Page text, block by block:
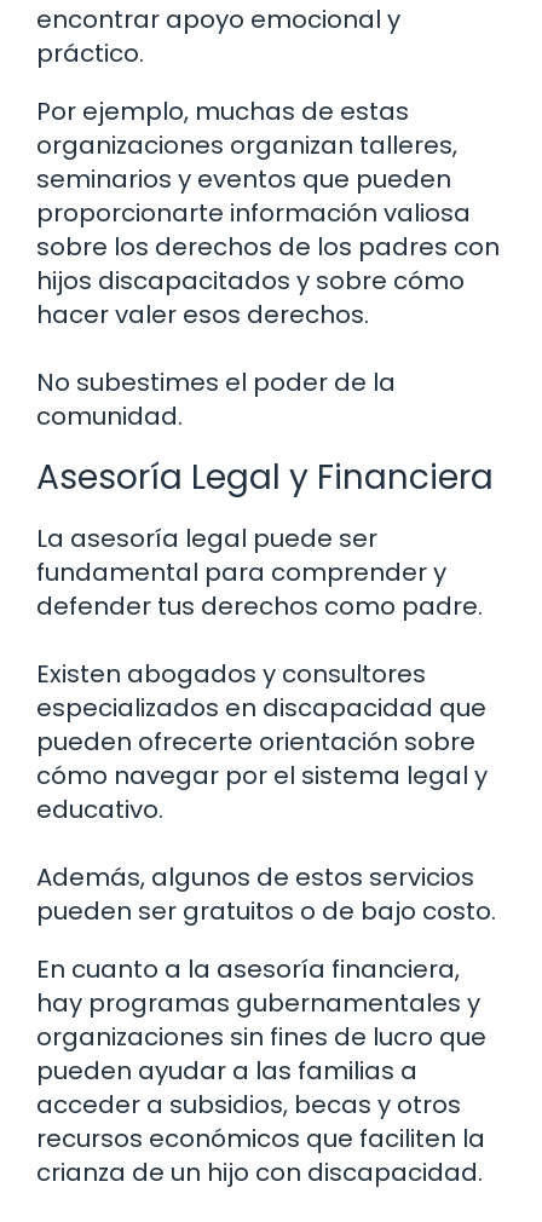
encontrar apoyo emocional y
práctico.
Por ejemplo, muchas de estas
organizaciones organizan talleres,
seminarios y eventos que pueden
proporcionarte información valiosa
sobre los derechos de los padres con
hijos discapacitados y sobre cómo
hacer valer esos derechos.
No subestimes el poder de la
comunidad.
Asesoría Legal y Financiera
La asesoría legal puede ser
fundamental para comprender y
defender tus derechos como padre.
Existen abogados y consultores
especializados en discapacidad que
pueden ofrecerte orientación sobre
cómo navegar por el sistema legal y
educativo.
Además, algunos de estos servicios
pueden ser gratuitos o de bajo costo.
En cuanto a la asesoría financiera,
hay programas gubernamentales y
organizaciones sin fines de lucro que
pueden ayudar a las familias a
acceder a subsidios, becas y otros
recursos económicos que faciliten la
crianza de un hijo con discapacidad.